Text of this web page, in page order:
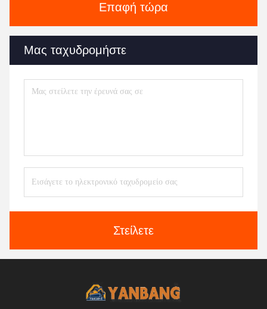
Επαφή τώρα
Μας ταχυδρομήστε
Στείλετε